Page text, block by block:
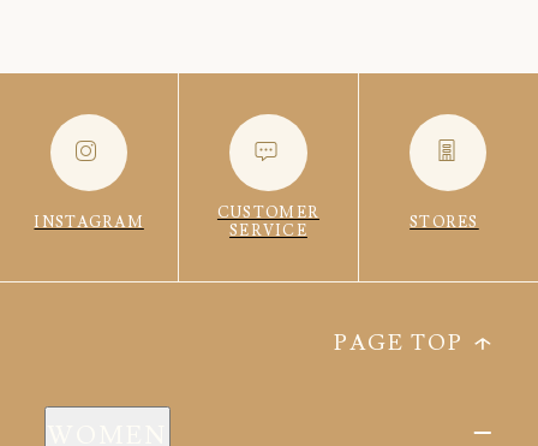
INSTAGRAM
CUSTOMER
SERVICE
STORES
PAGE TOP